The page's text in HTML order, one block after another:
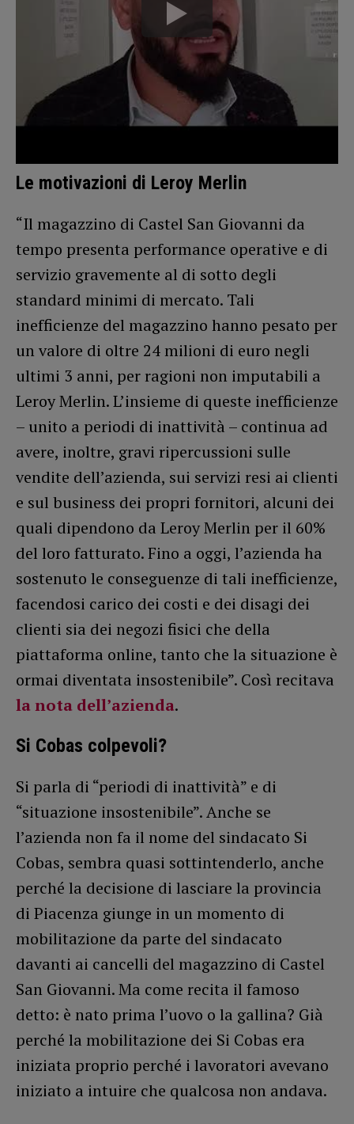
Le motivazioni di Leroy Merlin
“Il magazzino di Castel San Giovanni da
tempo presenta performance operative e di
servizio gravemente al di sotto degli
standard minimi di mercato. Tali
inefficienze del magazzino hanno pesato per
un valore di oltre 24 milioni di euro negli
ultimi 3 anni, per ragioni non imputabili a
Leroy Merlin. L’insieme di queste inefficienze
– unito a periodi di inattività – continua ad
avere, inoltre, gravi ripercussioni sulle
vendite dell’azienda, sui servizi resi ai clienti
e sul business dei propri fornitori, alcuni dei
quali dipendono da Leroy Merlin per il 60%
del loro fatturato. Fino a oggi, l’azienda ha
sostenuto le conseguenze di tali inefficienze,
facendosi carico dei costi e dei disagi dei
clienti sia dei negozi fisici che della
piattaforma online, tanto che la situazione è
ormai diventata insostenibile”. Così recitava
la nota dell’azienda.
Si Cobas colpevoli?
Si parla di “periodi di inattività” e di
“situazione insostenibile”. Anche se
l’azienda non fa il nome del sindacato Si
Cobas, sembra quasi sottintenderlo, anche
perché la decisione di lasciare la provincia
di Piacenza giunge in un momento di
mobilitazione da parte del sindacato
davanti ai cancelli del magazzino di Castel
San Giovanni. Ma come recita il famoso
detto: è nato prima l’uovo o la gallina? Già
perché la mobilitazione dei Si Cobas era
iniziata proprio perché i lavoratori avevano
iniziato a intuire che qualcosa non andava.